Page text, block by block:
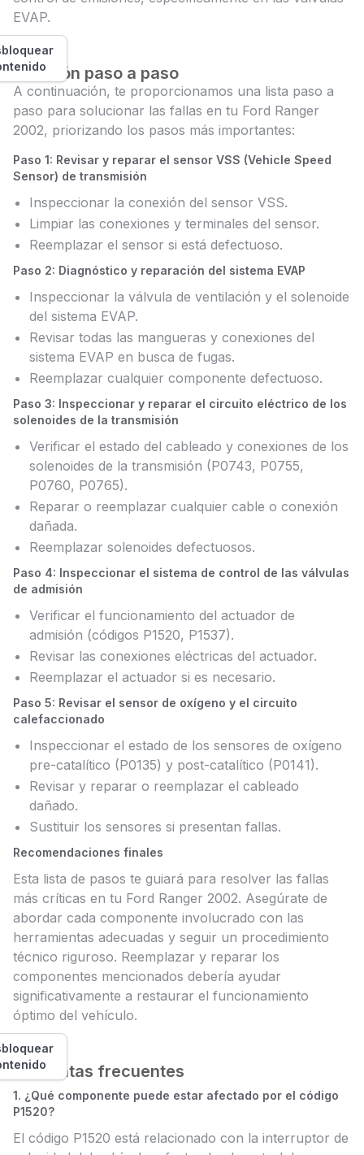
EVAP.
Solución paso a paso
A continuación, te proporcionamos una lista paso a
paso para solucionar las fallas en tu Ford Ranger
2002, priorizando los pasos más importantes:
Paso 1: Revisar y reparar el sensor VSS (Vehicle Speed
Sensor) de transmisión
Inspeccionar la conexión del sensor VSS.
Limpiar las conexiones y terminales del sensor.
Reemplazar el sensor si está defectuoso.
Paso 2: Diagnóstico y reparación del sistema EVAP
Inspeccionar la válvula de ventilación y el solenoide
del sistema EVAP.
Revisar todas las mangueras y conexiones del
sistema EVAP en busca de fugas.
Reemplazar cualquier componente defectuoso.
Paso 3: Inspeccionar y reparar el circuito eléctrico de los
solenoides de la transmisión
Verificar el estado del cableado y conexiones de los
solenoides de la transmisión (P0743, P0755,
P0760, P0765).
Reparar o reemplazar cualquier cable o conexión
dañada.
Reemplazar solenoides defectuosos.
Paso 4: Inspeccionar el sistema de control de las válvulas
de admisión
Verificar el funcionamiento del actuador de
admisión (códigos P1520, P1537).
Revisar las conexiones eléctricas del actuador.
Reemplazar el actuador si es necesario.
Paso 5: Revisar el sensor de oxígeno y el circuito
calefaccionado
Inspeccionar el estado de los sensores de oxígeno
pre-catalítico (P0135) y post-catalítico (P0141).
Revisar y reparar o reemplazar el cableado
dañado.
Sustituir los sensores si presentan fallas.
Recomendaciones finales
Esta lista de pasos te guiará para resolver las fallas
más críticas en tu Ford Ranger 2002. Asegúrate de
abordar cada componente involucrado con las
herramientas adecuadas y seguir un procedimiento
técnico riguroso. Reemplazar y reparar los
componentes mencionados debería ayudar
significativamente a restaurar el funcionamiento
óptimo del vehículo.
Preguntas frecuentes
1. ¿Qué componente puede estar afectado por el código
P1520?
El código P1520 está relacionado con la interruptor de